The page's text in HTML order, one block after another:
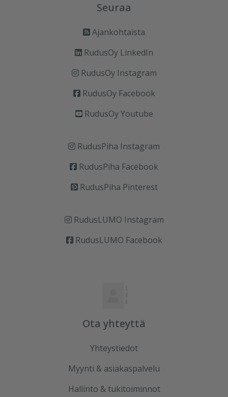
Seuraa
Ajankohtaista
RudusOy LinkedIn
RudusOy Instagram
RudusOy Facebook
RudusOy Youtube
RudusPiha Instagram
RudusPiha Facebook
RudusPiha Pinterest
RudusLUMO Instagram
RudusLUMO Facebook
Ota yhteyttä
Yhteystiedot
Myynti & asiakaspalvelu
Hallinto & tukitoiminnot